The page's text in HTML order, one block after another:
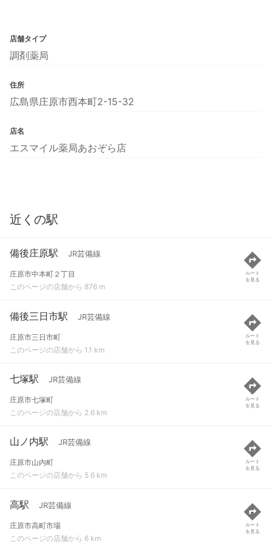
店舗タイプ
調剤薬局
住所
広島県庄原市西本町2-15-32
店名
エスマイル薬局あおぞら店
近くの駅
備後庄原駅 JR芸備線
庄原市中本町２丁目
このページの店舗から 876 m
ルート
を見る
備後三日市駅 JR芸備線
庄原市三日市町
このページの店舗から 1.1 km
ルート
を見る
七塚駅 JR芸備線
庄原市七塚町
このページの店舗から 2.6 km
ルート
を見る
山ノ内駅 JR芸備線
庄原市山内町
このページの店舗から 5.6 km
ルート
を見る
高駅 JR芸備線
庄原市高町市場
このページの店舗から 6 km
ルート
を見る